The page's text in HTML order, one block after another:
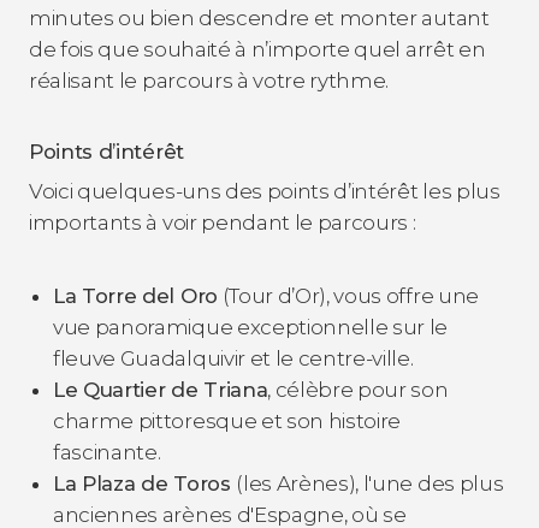
minutes ou bien descendre et monter autant
de fois que souhaité à n’importe quel arrêt en
réalisant le parcours à votre rythme.
Points d’intérêt
Voici quelques-uns des points d’intérêt les plus
importants à voir pendant le parcours :
La Torre del Oro (Tour d’Or), vous offre une
vue panoramique exceptionnelle sur le
fleuve Guadalquivir et le centre-ville.
Le Quartier de Triana, célèbre pour son
charme pittoresque et son histoire
fascinante.
La Plaza de Toros (les Arènes), l'une des plus
anciennes arènes d'Espagne, où se